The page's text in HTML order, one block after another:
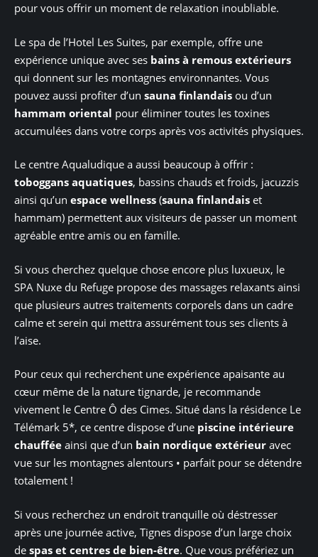
pour vous offrir un moment de relaxation inoubliable.
Le spa de l’Hotel Les Suites, par exemple, offre une
expérience unique avec ses bains à remous extérieurs
qui donnent sur les montagnes environnantes. Vous
pouvez aussi profiter d’un sauna finlandais ou d’un
hammam oriental pour éliminer toutes les toxines
accumulées dans votre corps après vos activités physiques.
Le centre Aqualudique a aussi beaucoup à offrir :
toboggans aquatiques, bassins chauds et froids, jacuzzis
ainsi qu’un espace wellness (sauna finlandais et
hammam) permettent aux visiteurs de passer un moment
agréable entre amis ou en famille.
Si vous cherchez quelque chose encore plus luxueux, le
SPA Nuxe du Refuge propose des massages relaxants ainsi
que plusieurs autres traitements corporels dans un cadre
calme et serein qui mettra assurément tous ses clients à
l’aise.
Pour ceux qui recherchent une expérience apaisante au
cœur même de la nature tignarde, je recommande
vivement le Centre Ô des Cimes. Situé dans la résidence Le
Télémark 5*, ce centre dispose d’une piscine intérieure
chauffée ainsi que d’un bain nordique extérieur avec
vue sur les montagnes alentours • parfait pour se détendre
totalement !
Si vous recherchez un endroit tranquille où déstresser
après une journée active, Tignes dispose d’un large choix
de spas et centres de bien-être. Que vous préfériez un